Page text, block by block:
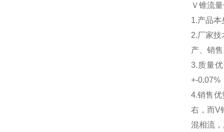
Ｖ锥流
1.产品
2.厂家
产、销
3.质量
+-0.07%
4.销售
右，而V
混相流